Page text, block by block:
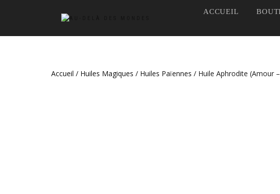
ACCUEIL
Accueil / Huiles Magiques / Huiles Païennes / Huile Aphrodite (Amour